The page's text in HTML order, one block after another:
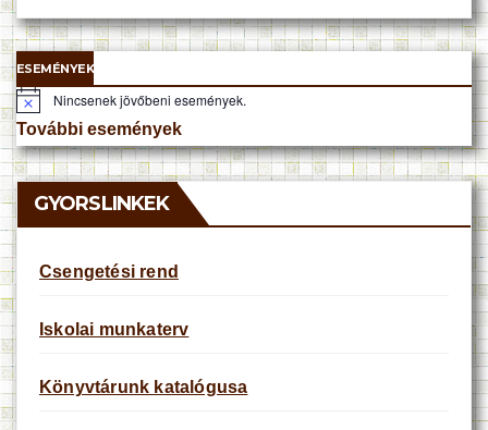
ESEMÉNYEK
N
o
t
i
c
e
Nincsenek jövőbeni események.
További események
GYORSLINKEK
Csengetési rend
Iskolai munkaterv
Könyvtárunk katalógusa